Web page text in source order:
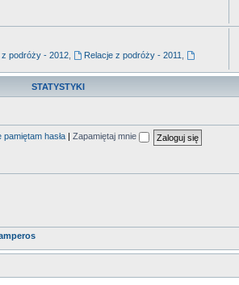
z podróży - 2012 Relacje z podróży - 2011
STATYSTYKI
pamiętam hasła Zapamiętaj mnie